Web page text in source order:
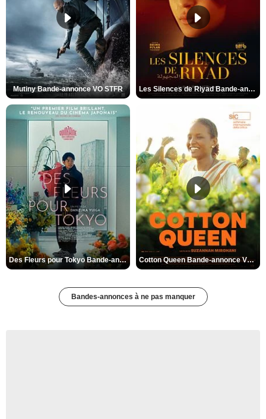
Mutiny Bande-annonce VO STFR Les Silences de Riyad Bande-annonce VO STFR
Des Fleurs pour Tokyo Bande-annonce VO STFR Cotton Queen Bande-annonce VO STFR
Bandes-annonces à ne pas manquer